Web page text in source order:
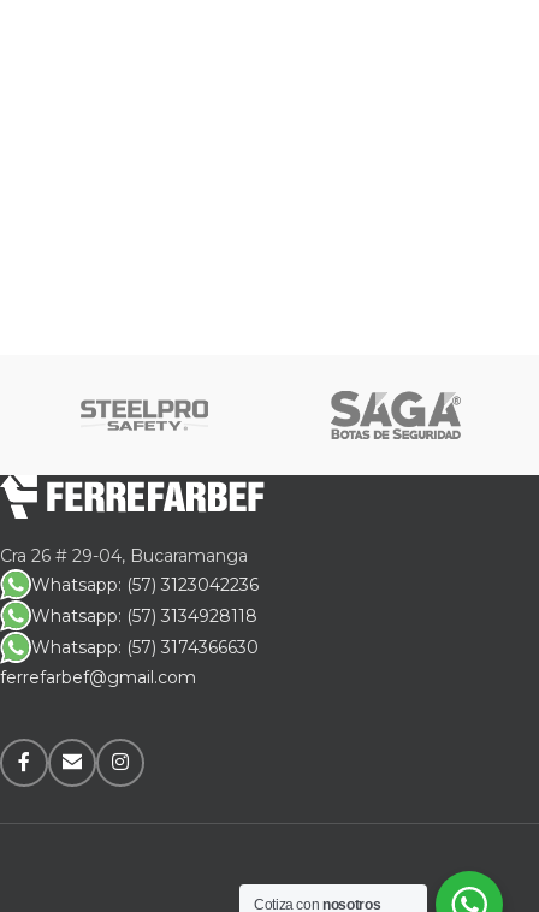
Cra 26 # 29-04, Bucaramanga
Whatsapp: (57) 3123042236
Whatsapp: (57) 3134928118
Whatsapp: (57) 3174366630
ferrefarbef@gmail.com
Cotiza connosotros